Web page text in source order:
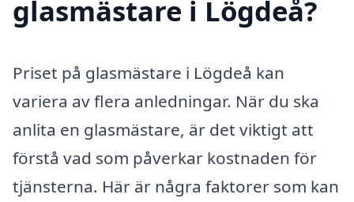
glasmästare i Lögdeå?
Priset på glasmästare i Lögdeå kan
variera av flera anledningar. När du ska
anlita en glasmästare, är det viktigt att
förstå vad som påverkar kostnaden för
tjänsterna. Här är några faktorer som kan